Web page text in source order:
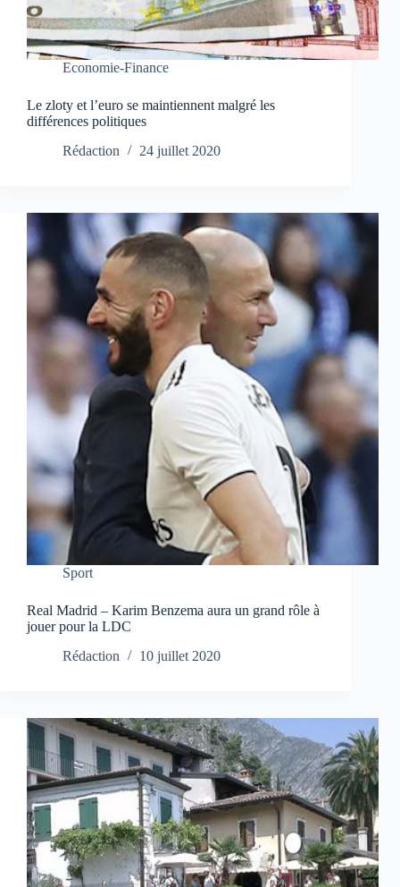
Economie-Finance
Le zloty et l’euro se maintiennent malgré les
différences politiques
Rédaction
24 juillet 2020
Sport
Real Madrid – Karim Benzema aura un grand rôle à
jouer pour la LDC
Rédaction
10 juillet 2020